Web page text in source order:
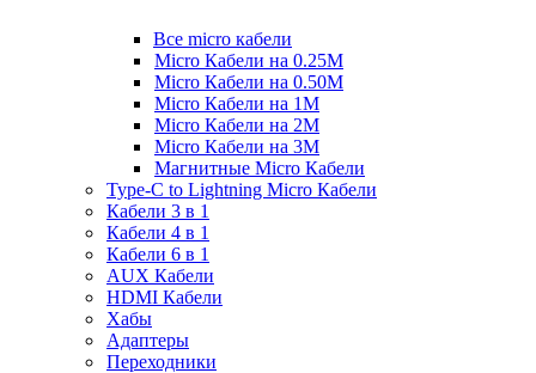
Все micro кабели
Micro Кабели на 0.25М
Micro Кабели на 0.50М
Micro Кабели на 1М
Micro Кабели на 2М
Micro Кабели на 3М
Магнитные Micro Кабели
Type-C to Lightning Micro Кабели
Кабели 3 в 1
Кабели 4 в 1
Кабели 6 в 1
AUX Кабели
HDMI Кабели
Хабы
Адаптеры
Переходники